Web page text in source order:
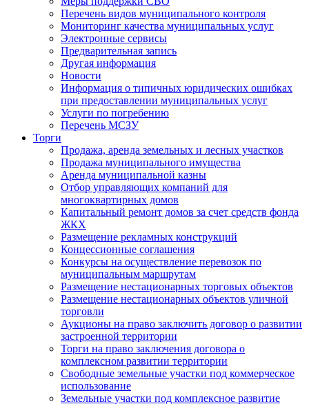
Перечень видов муниципального контроля
Мониторинг качества муниципальных услуг
Электронные сервисы
Предварительная запись
Другая информация
Новости
Информация о типичных юридических ошибках
при предоставлении муниципальных услуг
Услуги по погребению
Перечень МСЗУ
Торги
Продажа, аренда земельных и лесных участков
Продажа муниципального имущества
Аренда муниципальной казны
Отбор управляющих компаний для
многоквартирных домов
Капитальный ремонт домов за счет средств фонда
ЖКХ
Размещение рекламных конструкций
Концессионные соглашения
Конкурсы на осуществление перевозок по
муниципальным маршрутам
Размещение нестационарных торговых объектов
Размещение нестационарных объектов уличной
торговли
Аукционы на право заключить договор о развитии
застроенной территории
Торги на право заключения договора о
комплексном развитии территории
Свободные земельные участки под коммерческое
использование
Земельные участки под комплексное развитие